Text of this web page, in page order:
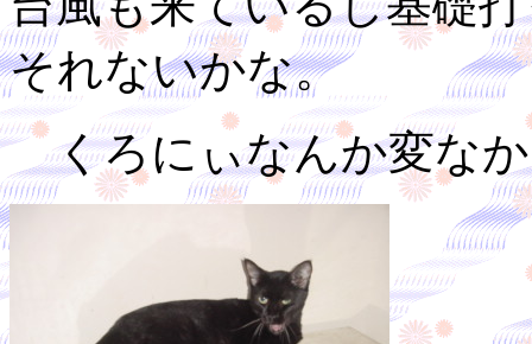
それないかな。
くろにぃなんか変な